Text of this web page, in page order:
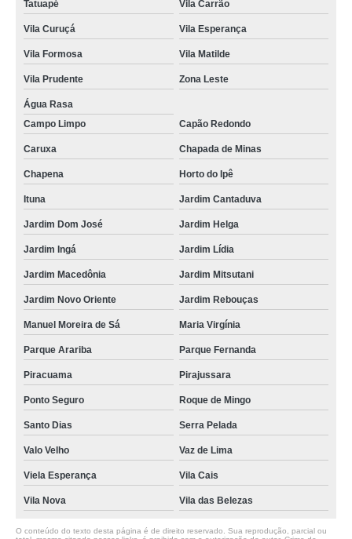
valor de aquecedor de água elétrico residencial José Bonifácio
aquecedor de água elétrico para cozinha preço Pari
aquecedor de água elétrico 220v valor Paraiso
aquecedor de água elétrico 110v valor Centro
onde vende aquecedor de água elétrico industrial Ermelino Matarazzo
aquecedor de água elétrico industrial valor Pari
aquecedor de água elétrico para chuveiro Piracuama
onde vende aquecedor de água elétrico residencial Jardim Lídia
onde vende aquecedor elétrico de água baixa pressão Canindé
esquentador de água elétrico Alto da Mooca
aquecedor de água elétrico industrial valor Ponte Rasa
esquentador de água elétrico Paulista
aquecedor de água elétrico Fradique Coutinho
boiler aquecimento eletrico Valo Velho
aquecedor elétrico de água baixa pressão Caruxa
onde vende aquecedor de água elétrico 220v Manuel Moreira de Sá
onde vende aquecedor de água elétrico para cozinha Canindé
valor de boiler elétrico 75 litros Consolação
Tatuapé Vila Carrão
Vila Curuçá Vila Esperança
Vila Formosa Vila Matilde
Vila Prudente Zona Leste
Água Rasa
Campo Limpo
Capão Redondo
Caruxa Chapada de Minas
Chapena Horto do Ipê
Ituna Jardim Cantaduva
Jardim Dom José Jardim Helga
Jardim Ingá Jardim Lídia
Jardim Macedônia Jardim Mitsutani
Jardim Novo Oriente Jardim Rebouças
Manuel Moreira de Sá Maria Virgínia
Parque Arariba Parque Fernanda
Piracuama Pirajussara
Ponto Seguro Roque de Mingo
Santo Dias Serra Pelada
Valo Velho Vaz de Lima
Viela Esperança Vila Cais
Vila Nova Vila das Belezas
O conteúdo do texto desta página é de direito reservado. Sua reprodução, parcial ou